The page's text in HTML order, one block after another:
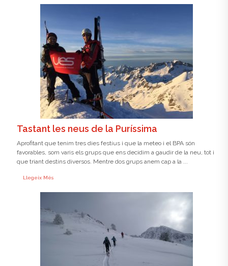
Tastant les neus de la Puríssima
Aprofitant que tenim tres dies festius i que la meteo i el BPA són
favorables, som varis els grups que ens decidim a gaudir de la neu, tot i
que triant destins diversos. Mentre dos grups anem cap a la ...
Llegeix Més